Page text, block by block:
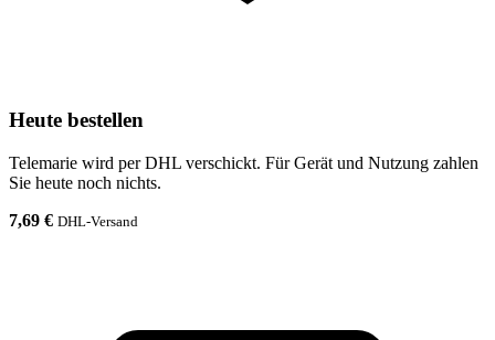
Heute bestellen
Telemarie wird per DHL verschickt. Für Gerät und Nutzung zahlen
Sie heute noch nichts.
7,69 € DHL-Versand